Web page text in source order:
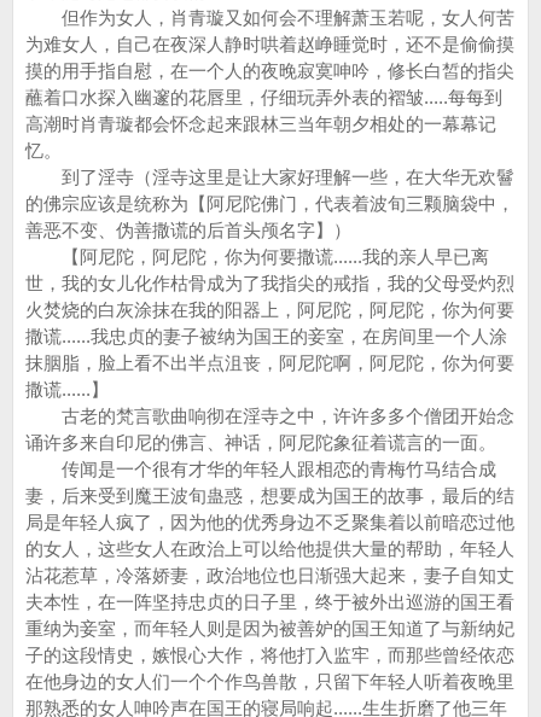
但作为女人，肖青璇又如何会不理解萧玉若呢，女人何苦
为难女人，自己在夜深人静时哄着赵峥睡觉时，还不是偷偷摸
摸的用手指自慰，在一个人的夜晚寂寞呻吟，修长白皙的指尖
蘸着口水探入幽邃的花唇里，仔细玩弄外表的褶皱.....每每到
高潮时肖青璇都会怀念起来跟林三当年朝夕相处的一幕幕记
忆。
到了淫寺（淫寺这里是让大家好理解一些，在大华无欢鬙
的佛宗应该是统称为【阿尼陀佛门，代表着波旬三颗脑袋中，
善恶不变、伪善撒谎的后首头颅名字】）
【阿尼陀，阿尼陀，你为何要撒谎......我的亲人早已离
世，我的女儿化作枯骨成为了我指尖的戒指，我的父母受灼烈
火焚烧的白灰涂抹在我的阳器上，阿尼陀，阿尼陀，你为何要
撒谎......我忠贞的妻子被纳为国王的妾室，在房间里一个人涂
抹胭脂，脸上看不出半点沮丧，阿尼陀啊，阿尼陀，你为何要
撒谎......】
古老的梵言歌曲响彻在淫寺之中，许许多多个僧团开始念
诵许多来自印尼的佛言、神话，阿尼陀象征着谎言的一面。
传闻是一个很有才华的年轻人跟相恋的青梅竹马结合成
妻，后来受到魔王波旬蛊惑，想要成为国王的故事，最后的结
局是年轻人疯了，因为他的优秀身边不乏聚集着以前暗恋过他
的女人，这些女人在政治上可以给他提供大量的帮助，年轻人
沾花惹草，冷落娇妻，政治地位也日渐强大起来，妻子自知丈
夫本性，在一阵坚持忠贞的日子里，终于被外出巡游的国王看
重纳为妾室，而年轻人则是因为被善妒的国王知道了与新纳妃
子的这段情史，嫉恨心大作，将他打入监牢，而那些曾经依恋
在他身边的女人们一个个作鸟兽散，只留下年轻人听着夜晚里
那熟悉的女人呻吟声在国王的寝局响起......生生折磨了他三年